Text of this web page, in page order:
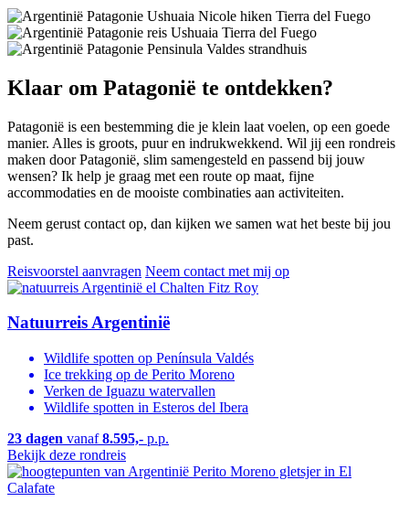
Klaar om Patagonië te ontdekken?
Patagonië is een bestemming die je klein laat voelen, op een goede
manier. Alles is groots, puur en indrukwekkend. Wil jij een rondreis
maken door Patagonië, slim samengesteld en passend bij jouw
wensen? Ik help je graag met een route op maat, fijne
accommodaties en de mooiste combinaties aan activiteiten.
Neem gerust contact op, dan kijken we samen wat het beste bij jou
past.
Reisvoorstel aanvragen Neem contact met mij op
Natuurreis Argentinië
Wildlife spotten op Península Valdés
Ice trekking op de Perito Moreno
Verken de Iguazu watervallen
Wildlife spotten in Esteros del Ibera
23 dagen vanaf8.595,- p.p.
Bekijk deze rondreis